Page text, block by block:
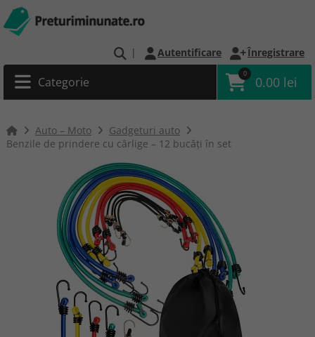
| Autentificare Înregistrare
Categorie
0
0.00 lei
Auto – Moto
Gadgeturi auto
Benzile de prindere cu cârlige – 12 bucăți în set